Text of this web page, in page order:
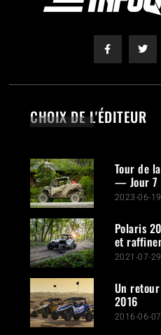
CHOIX DE L'ÉDITEUR
Tour de
— Jour 7
2023-06-19
Polaris
et
2021-07-29
Un
2016
2016-06-07